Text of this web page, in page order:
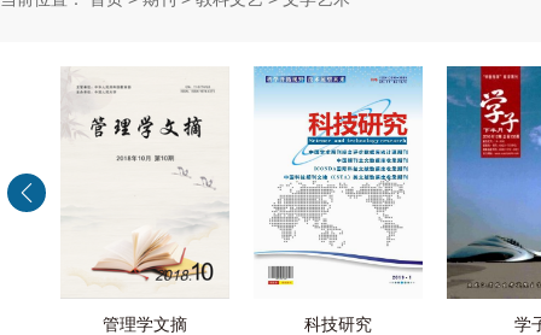
管理学文摘 科技研究 学